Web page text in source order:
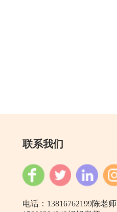
联系我们
电话：13816762199陈老师